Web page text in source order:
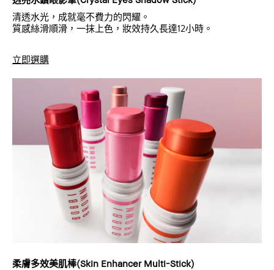
清透水光，成就毫不費力的閃耀。
質感絲滑順滑，一抹上色，妝效持久長達12小時。
立即選購
柔膚多效美肌棒(Skin Enhancer Multi-Stick)